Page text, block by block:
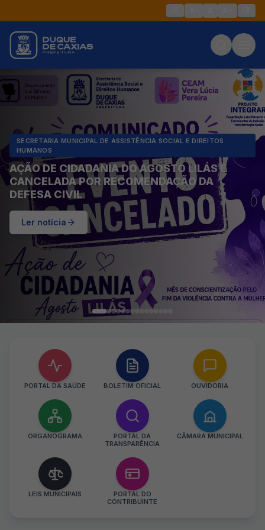
SECRETARIA MUNICIPAL DE ASSISTÊNCIA SOCIAL E DIREITOS
HUMANOS
AÇÃO DE CIDADANIA DO AGOSTO LILÁS É
CANCELADA POR RECOMENDAÇÃO DA
DEFESA CIVIL
Ler notícia
PORTAL DA SAÚDE BOLETIM OFICIAL OUVIDORIA
ORGANOGRAMA
PORTAL DA
TRANSPARÊNCIA
CÂMARA MUNICIPAL
LEIS MUNICIPAIS
PORTAL DO
CONTRIBUINTE